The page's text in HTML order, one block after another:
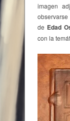
imagen
de Edad
con la